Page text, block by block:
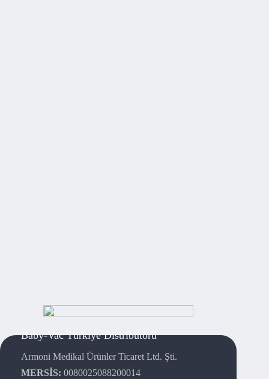
Baby-Vac Türkiye Distribütörü
Armoni Medikal Ürünler Ticaret Ltd. Şti.
MERSİS: 0080025088200014